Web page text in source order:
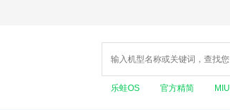
乐蛙OS 官方精简 MIUI